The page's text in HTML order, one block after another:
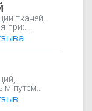
тканей,
при:
кожи и
том числе
путем
сифилис,